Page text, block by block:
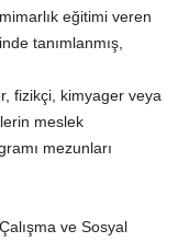
eğitimi veren
tanımlanmış,
fizikçi, kimyager veya
meslek
mezunları
ve Sosyal